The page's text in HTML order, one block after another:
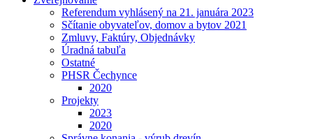
Referendum vyhlásený na 21. januára 2023
Sčítanie obyvateľov, domov a bytov 2021
Zmluvy, Faktúry, Objednávky
Úradná tabuľa
Ostatné
PHSR Čechynce
2020
Projekty
2023
2020